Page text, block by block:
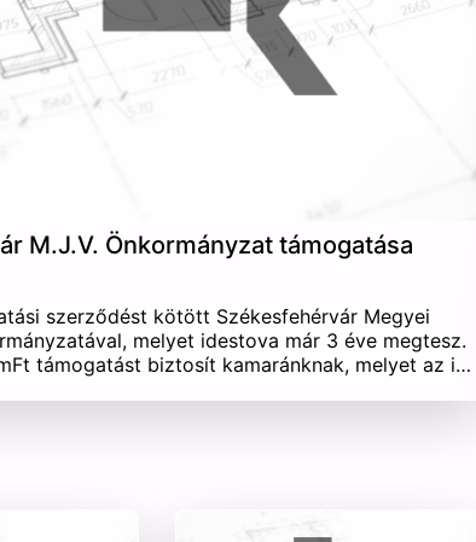
M.J.V. Önkormányzat támogatása
szerződést kötött Székesfehérvár Megyei
melyet idestova már 3 éve megtesz.
támogatást biztosít kamaránknak, melyet az i…